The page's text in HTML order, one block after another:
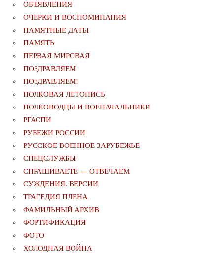
ОБЪЯВЛЕНИЯ
ОЧЕРКИ И ВОСПОМИНАНИЯ
ПАМЯТНЫЕ ДАТЫ
ПАМЯТЬ
ПЕРВАЯ МИРОВАЯ
ПОЗДРАВЛЯЕМ
ПОЗДРАВЛЯЕМ!
ПОЛКОВАЯ ЛЕТОПИСЬ
ПОЛКОВОДЦЫ И ВОЕНАЧАЛЬНИКИ
РГАСПИ
РУБЕЖИ РОССИИ
РУССКОЕ ВОЕННОЕ ЗАРУБЕЖЬЕ
СПЕЦСЛУЖБЫ
СПРАШИВАЕТЕ — ОТВЕЧАЕМ
СУЖДЕНИЯ. ВЕРСИИ
ТРАГЕДИЯ ПЛЕНА
ФАМИЛЬНЫЙ АРХИВ
ФОРТИФИКАЦИЯ
ФОТО
ХОЛОДНАЯ ВОЙНА